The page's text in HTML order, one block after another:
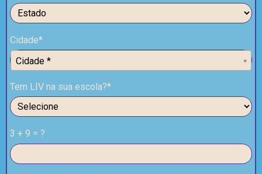
Cidade*
Cidade *
Cidade*
Tem LIV na sua escola?*
3 + 9 = ?